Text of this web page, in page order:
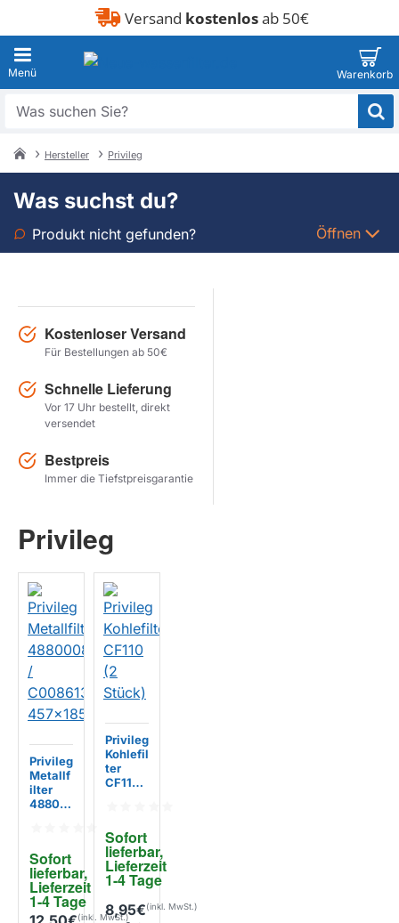
Versand kostenlosab 50€
Was
Sie?
Hersteller Privileg
Was suchst du?
Produkt nicht gefunden? Öffnen
PRODUKTE ANZEIGEN
Kostenloser Versand
Für Bestellungen ab 50€
Schnelle Lieferung
Vor 17 Uhr bestellt, direkt
versendet
Bestpreis
Immer die Tiefstpreisgarantie
Privileg
Sofort
lieferbar,
Lieferzeit
1-4 Tage
Privileg
Metallf
ilter
48800
1321
457x18
5x8mm
Sofort
lieferbar,
Lieferzeit
1-4 Tage
Privileg
Kohlefil
ter
CF110
8,95€